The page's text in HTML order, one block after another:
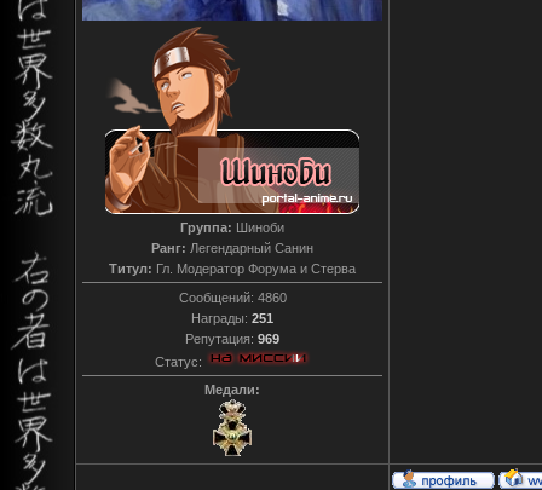
Группа: Шиноби
Ранг: Легендарный Санин
Титул: Гл. Модератор Форума и Стерва
Сообщений: 4860
Награды: 251
Репутация: 969
Статус:
Медали: